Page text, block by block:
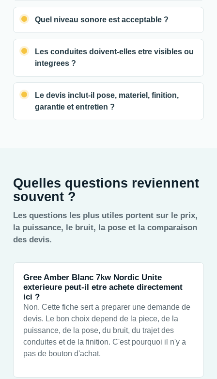
Quel niveau sonore est acceptable ?
Les conduites doivent-elles etre visibles ou
integrees ?
Le devis inclut-il pose, materiel, finition,
garantie et entretien ?
Quelles questions reviennent
souvent ?
Les questions les plus utiles portent sur le prix,
la puissance, le bruit, la pose et la comparaison
des devis.
Gree Amber Blanc 7kw Nordic Unite
exterieure peut-il etre achete directement
ici ?
Non. Cette fiche sert a preparer une demande de
devis. Le bon choix depend de la piece, de la
puissance, de la pose, du bruit, du trajet des
conduites et de la finition. C'est pourquoi il n'y a
pas de bouton d'achat.